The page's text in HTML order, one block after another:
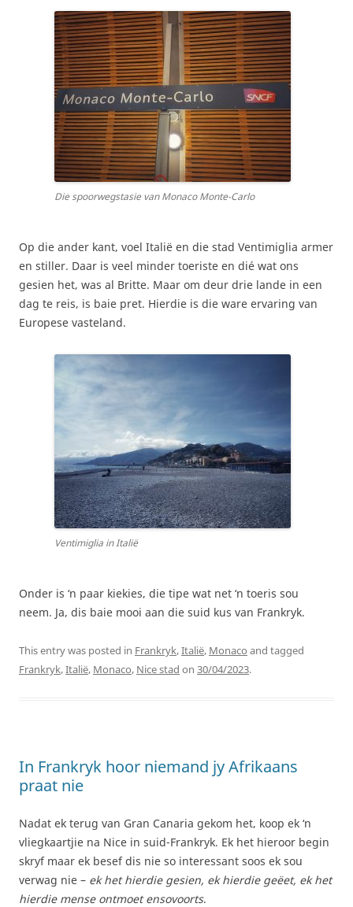
Die spoorwegstasie van Monaco Monte-Carlo
Op die ander kant, voel Italië en die stad Ventimiglia armer
en stiller. Daar is veel minder toeriste en dié wat ons
gesien het, was al Britte. Maar om deur drie lande in een
dag te reis, is baie pret. Hierdie is die ware ervaring van
Europese vasteland.
Ventimiglia in Italië
Onder is ‘n paar kiekies, die tipe wat net ‘n toeris sou
neem. Ja, dis baie mooi aan die suid kus van Frankryk.
This entry was posted in Frankryk,Italië, Monaco and tagged
Frankryk,Italië, Monaco, Nice stad on 30/04/2023.
In Frankryk hoor niemand jy Afrikaans
praat nie
Nadat ek terug van Gran Canaria gekom het, koop ek ‘n
vliegkaartjie na Nice in suid-Frankryk. Ek het hieroor begin
skryf maar ek besef dis nie so interessant soos ek sou
verwag nie – ek het hierdie gesien, ek hierdie geëet, ek het
hierdie mense ontmoet ensovoorts.